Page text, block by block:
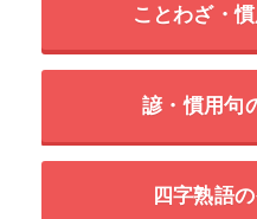
ことわざ・
諺・慣用句
四字熟語